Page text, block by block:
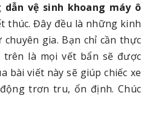
dẫn vệ sinh khoang máy ô
thúc. Đây đều là những kinh
gia. Bạn chỉ cần thực
là mọi vết bẩn sẽ được
bài viết này sẽ giúp chiếc xe
trơn tru, ổn định. Chúc